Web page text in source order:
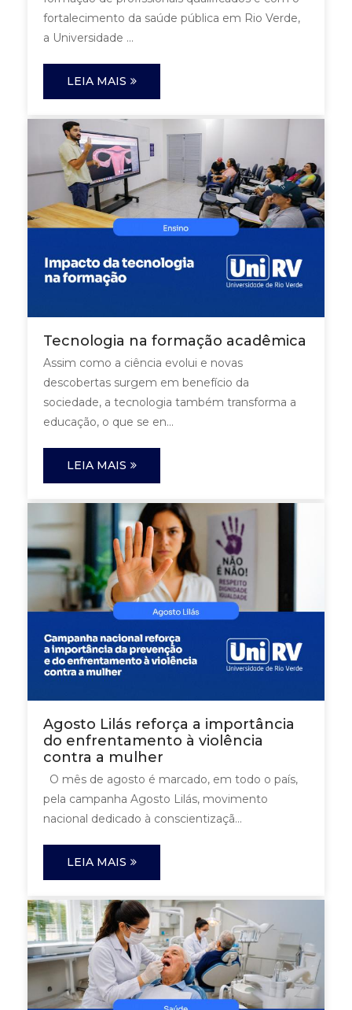
fortalecimento da saúde pública em Rio Verde,
a Universidade ...
LEIA MAIS
Tecnologia na formação acadêmica
Assim como a ciência evolui e novas
descobertas surgem em benefício da
sociedade, a tecnologia também transforma a
educação, o que se en...
LEIA MAIS
Agosto Lilás reforça a importância
do enfrentamento à violência
contra a mulher
O mês de agosto é marcado, em todo o país,
pela campanha Agosto Lilás, movimento
nacional dedicado à conscientizaçã...
LEIA MAIS